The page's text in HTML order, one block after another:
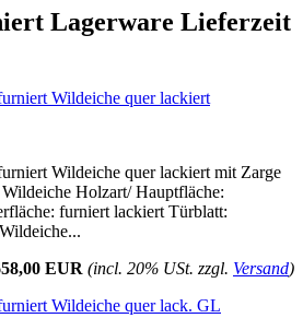
Lagerware Lieferzeit
Wildeiche quer lackiert
Wildeiche quer lackiert mit Zarge
Holzart/ Hauptfläche:
furniert lackiert Türblatt:
EUR (incl. 20% USt. zzgl. Versand)
Wildeiche quer lack. GL